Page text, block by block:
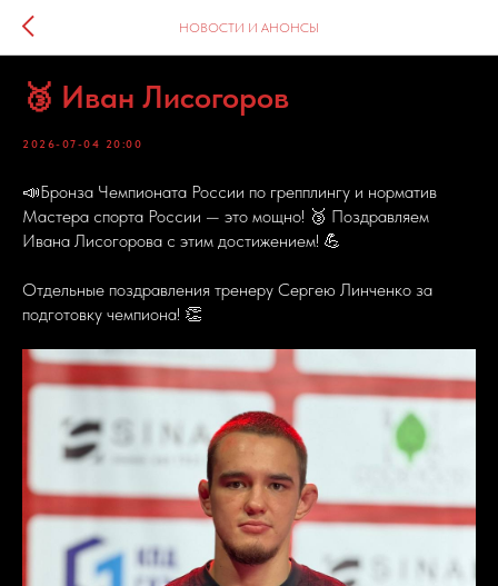
НОВОСТИ И АНОНСЫ
🥉 Иван Лисогоров
2026-07-04 20:00
📣Бронза Чемпионата России по грепплингу и норматив
Мастера спорта России — это мощно! 🥉 Поздравляем
Ивана Лисогорова с этим достижением! 💪
Отдельные поздравления тренеру Сергею Линченко за
подготовку чемпиона! 👏